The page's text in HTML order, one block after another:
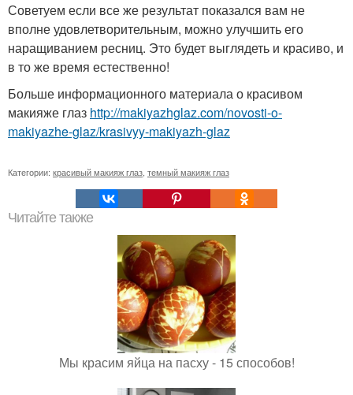
Советуем если все же результат показался вам не
вполне удовлетворительным, можно улучшить его
наращиванием ресниц. Это будет выглядеть и красиво, и
в то же время естественно!
Больше информационного материала о красивом
макияже глаз http://makiyazhglaz.com/novosti-o-
makiyazhe-glaz/krasivyy-makiyazh-glaz
Категории: красивый макияж глаз темный макияж глаз
Читайте также
Мы красим яйца на пасху - 15 способов!